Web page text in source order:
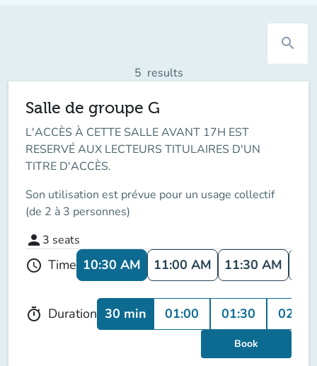
search
5 results
Salle de groupe G
L'ACCÈS À CETTE SALLE AVANT 17H EST
RESERVÉ AUX LECTEURS TITULAIRES D'UN
TITRE D'ACCÈS.
Son utilisation est prévue pour un usage collectif
(de 2 à 3 personnes)
person 3 seats
schedule Time 10:30 AM 11:00 AM 11:30 AM
timer Duration 30 min 01:00 01:30 02:00
Book